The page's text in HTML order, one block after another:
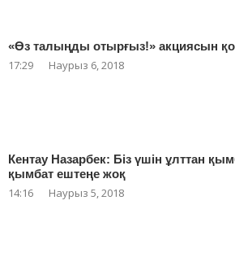
«Өз талыңды отырғыз!» акциясын
17:29 Наурыз 6, 2018
Кентау Назарбек: Біз үшін ұлттан
қымбат ештеңе жоқ
14:16 Наурыз 5, 2018